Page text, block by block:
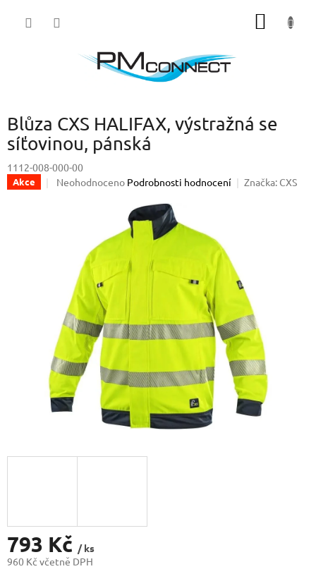
Blůza CXS HALIFAX, výstražná se
síťovinou, pánská
1112-008-000-00
Akce
Průměrné
hvězdiček.
Neohodnoceno Podrobnosti hodnocení Značka: CXS
793 Kč / ks
960 Kč včetně DPH